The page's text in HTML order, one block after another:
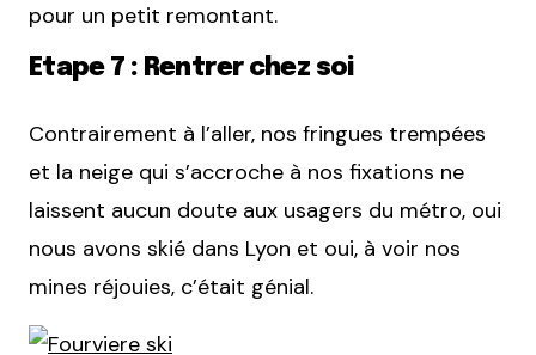
pour un petit remontant.
Etape 7 : Rentrer chez soi
Contrairement à l’aller, nos fringues trempées
et la neige qui s’accroche à nos fixations ne
laissent aucun doute aux usagers du métro, oui
nous avons skié dans Lyon et oui, à voir nos
mines réjouies, c’était génial.